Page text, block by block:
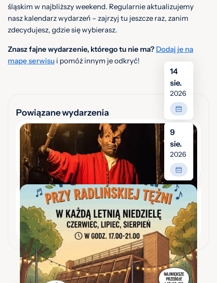
śląskim w najbliższy weekend. Regularnie aktualizujemy
nasz kalendarz wydarzeń – zajrzyj tu jeszcze raz, zanim
zdecydujesz, gdzie się wybierasz.
Znasz fajne wydarzenie, którego tu nie ma? Dodaj je na
mapę serwisu i pomóż innym je odkryć!
Powiązane wydarzenia
14
sie.
2026
Wieczór z Duchami na Zamku Ogrodzieniec
Zamek Ogrodzieniec
od 20,00 zł
9
sie.
2026
Potańcówki przy radlińskiej tężni
Tężnia solankowa, Wypandów 27, Radlin
Wstęp wolny